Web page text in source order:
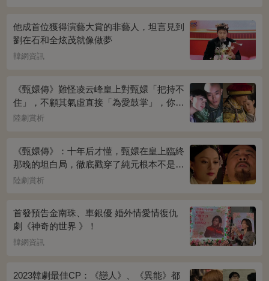
他成首位獲得演藝大賞的非藝人，坦言見到
劉在石和全炫茂就像做夢
韓網資訊
《甄嬛傳》難怪凌云峰皇上對甄嬛「把持不
住」，不顧其氣虛直接「為愛鼓掌」，你看
桌上放的啥？簡直一目了然
陸劇賞析
《甄嬛傳》：十年后才懂，甄嬛在皇上臨終
那晚的坦白局，徹底戳穿了純元根本不是被
宜修害死的真相！
陸劇賞析
首發預告金南珠、車銀優 婚外情愛情復仇
劇《神奇的世界 》！
韓網資訊
2023韓劇最佳CP：《戀人》、《異能》都